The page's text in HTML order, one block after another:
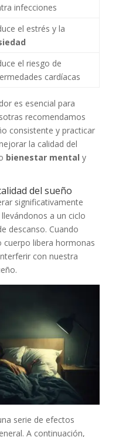
infecciones
el estrés y la
el riesgo de
cardíacas
es esencial para
recomendamos
consistente y practicar
la calidad del
bienestar mental y
del sueño
significativamente
a un ciclo
descanso. Cuando
libera hormonas
con nuestra
serie de efectos
A continuación,